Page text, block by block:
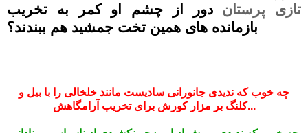
تازی پرستاندور از چشم او کمر به تخریب
بازمانده های همین تخت جمشید هم ببندند؟
چه خوب که ندیدی جانورانی سادیست مانند خلخالی را با بیل و
کلنگ بر مزار کورش برای تخریب آرامگاهش...